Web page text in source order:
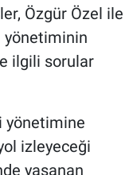
Özgür Özel ile
yönetiminin
ilgili sorular
yönetimine
izleyeceği
yaşanan